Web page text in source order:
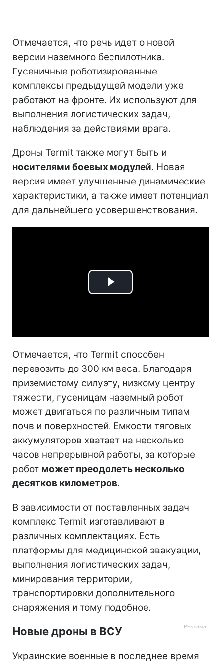
Отмечается, что речь идет о новой
версии наземного беспилотника.
Гусеничные роботизированные
комплексы предыдущей модели уже
работают на фронте. Их используют для
выполнения логистических задач,
наблюдения за действиями врага.
Дроны Termit также могут быть и
носителями боевых модулей. Новая
версия имеет улучшенные динамические
характеристики, а также имеет потенциал
для дальнейшего усовершенствования.
Play
Отмечается, что Termit способен
перевозить до 300 км веса. Благодаря
приземистому силуэту, низкому центру
тяжести, гусеницам наземный робот
может двигаться по различным типам
почв и поверхностей. Емкости тяговых
аккумуляторов хватает на несколько
часов непрерывной работы, за которые
робот может преодолеть несколько
десятков километров.
В зависимости от поставленных задач
комплекс Termit изготавливают в
различных комплектациях. Есть
платформы для медицинской эвакуации,
выполнения логистических задач,
минирования территории,
транспортировки дополнительного
снаряжения и тому подобное.
Новые дроны в ВСУ
Украинские военные в последнее время